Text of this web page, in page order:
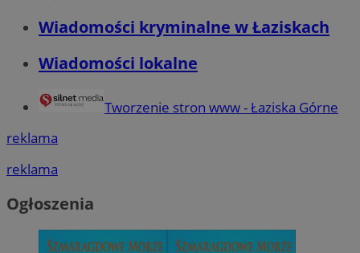
Wiadomości kryminalne w Łaziskach
Wiadomości lokalne
Tworzenie stron www - Łaziska Górne
reklama
reklama
Ogłoszenia